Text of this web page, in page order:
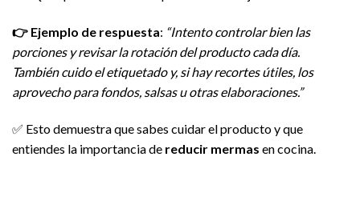
👉 Ejemplo de respuesta: “Intento controlar bien las
porciones y revisar la rotación del producto cada día.
También cuido el etiquetado y, si hay recortes útiles, los
aprovecho para fondos, salsas u otras elaboraciones.”
✅ Esto demuestra que sabes cuidar el producto y que
entiendes la importancia de reducir mermas en cocina.